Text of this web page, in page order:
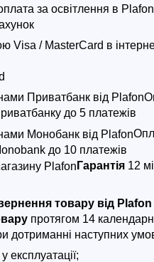
до 5 платежів
до 10 платежів
Гарантія 12
протягом 14
дотриманні наступних
експлуатації;